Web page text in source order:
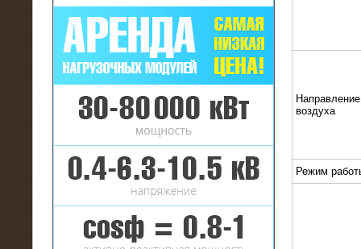
16.01.2017
Аренда нагрузочного комплекса 22
МВт (10 кВ) на газовое
месторождение
воздуха
Режим